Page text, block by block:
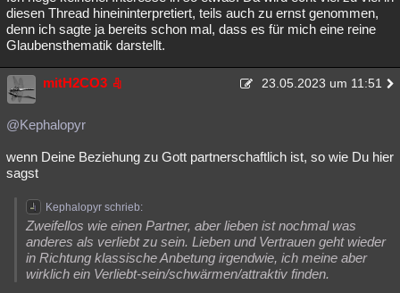
diesen Thread hineininterpretiert, teils auch zu ernst genommen,
denn ich sagte ja bereits schon mal, dass es für mich eine reine
Glaubensthematik darstellt.
mitH2CO3 23.05.2023 um 11:51
@Kephalopyr
wenn Deine Beziehung zu Gott partnerschaftlich ist, so wie Du hier
sagst
Kephalopyr schrieb:
Zweifellos wie einen Partner, aber lieben ist nochmal was
anderes als verliebt zu sein. Lieben und Vertrauen geht wieder
in Richtung klassische Anbetung irgendwie, ich meine aber
wirklich ein Verliebt-sein/schwärmen/attraktiv finden.